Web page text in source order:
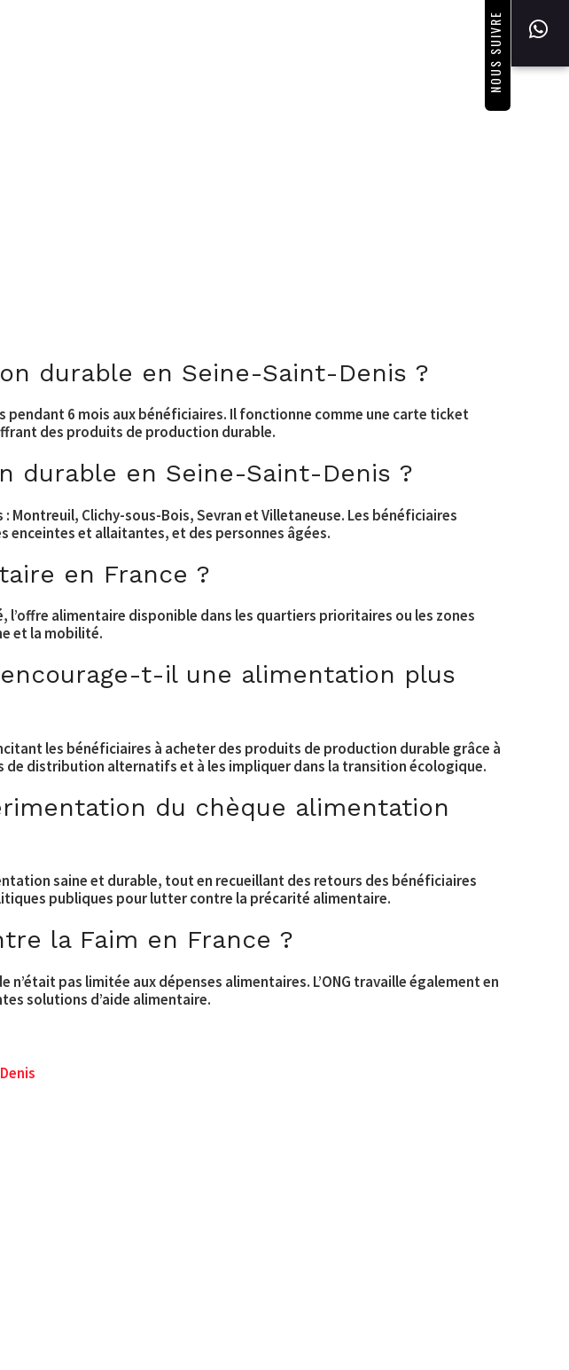
NOUS SUIVRE
durable en Seine-Saint-Denis ?
pendant 6 mois aux bénéficiaires. Il fonctionne comme une carte ticket
des produits de production durable.
durable en Seine-Saint-Denis ?
Clichy-sous-Bois, Sevran et Villetaneuse. Les bénéficiaires
et allaitantes, et des personnes âgées.
en France ?
alimentaire disponible dans les quartiers prioritaires ou les zones
et la mobilité.
t-il une alimentation plus
les bénéficiaires à acheter des produits de production durable grâce à
distribution alternatifs et à les impliquer dans la transition écologique.
du chèque alimentation
saine et durable, tout en recueillant des retours des bénéficiaires
publiques pour lutter contre la précarité alimentaire.
la Faim en France ?
pas limitée aux dépenses alimentaires. L’ONG travaille également en
solutions d’aide alimentaire.